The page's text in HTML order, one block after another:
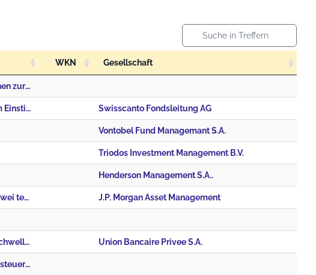
WKN Gesellschaft
Julius Bär | Don’t blame AI – Renditen von 5 % sind nicht auf KI-Emissionen zurückzuführen
Swisscanto/ZKB | Korea nach dem KI-Crash: Ist jetzt der Zeitpunkt zum Einstieg? Swisscanto Fondsleitung AG
Vontobel Fund Managemant S.A.
Triodos Investment Management B.V.
Henderson Management S.A..
J.P. Morgan Asset Management | Market Timing und zu viel Cash – die zwei teuersten Anlegerfehler J.P. Morgan Asset Management
Union Bancaire Privée | Elektrifizierung als stabilisierender Faktor für Schwellenländerportfolios Union Bancaire Privee S.A.
DESTATIS | 72 % der Rentenleistungen im Jahr 2025 waren einkommensteuerpflichtig